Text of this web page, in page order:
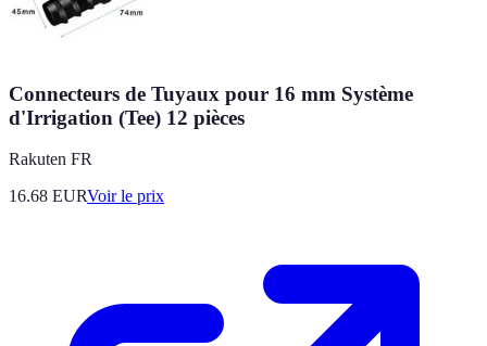
Connecteurs de Tuyaux pour 16 mm Système
d'Irrigation (Tee) 12 pièces
Rakuten FR
16.68 EURVoir le prix